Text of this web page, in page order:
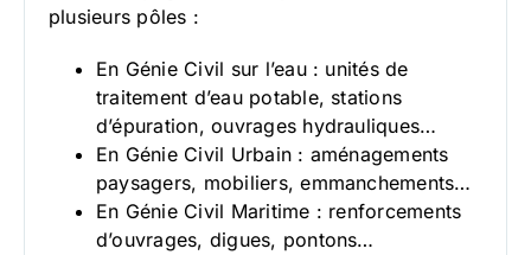
plusieurs pôles :
En Génie Civil sur l’eau : unités de
traitement d’eau potable, stations
d’épuration, ouvrages hydrauliques…
En Génie Civil Urbain : aménagements
paysagers, mobiliers, emmanchements…
En Génie Civil Maritime : renforcements
d’ouvrages, digues, pontons…